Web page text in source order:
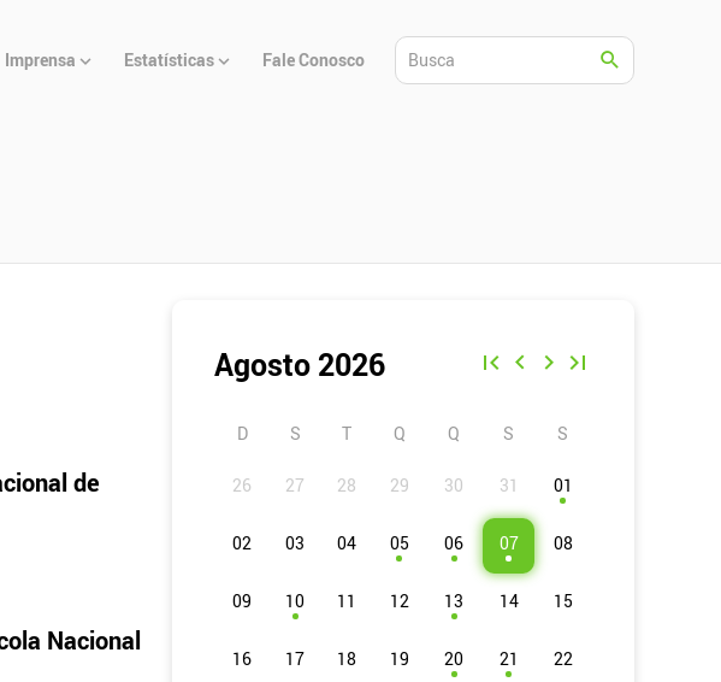
Imprensa Estatísticas Fale Conosco
Agosto 2026
D S T Q Q S S
01
02 03 04 05 06 07 08
09 10 11 12 13 14 15
16 17 18 19 20 21 22
de
Nacional